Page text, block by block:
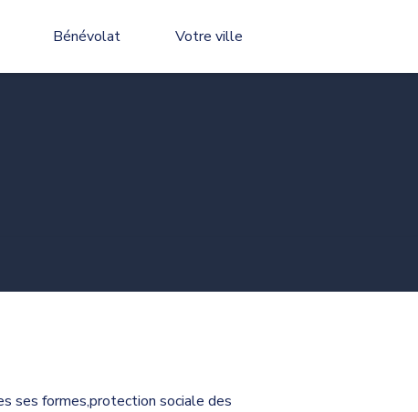
Bénévolat Votre ville
ses formes,protection sociale des